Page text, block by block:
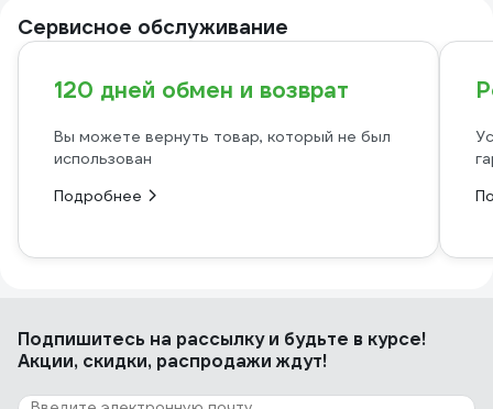
Сервисное обслуживание
120 дней обмен и возврат
Вы можете вернуть товар, который не был
использован
Подробнее
Подпишитесь на рассылкуи будьте в курсе!
Акции, скидки, распродажи ждут!